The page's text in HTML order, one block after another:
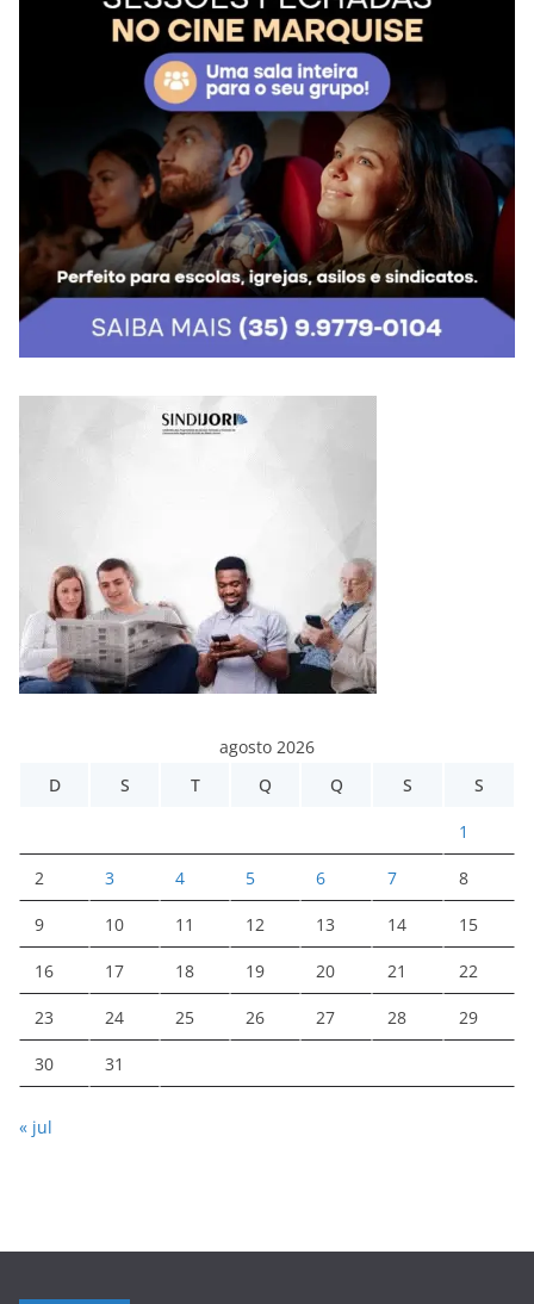
agosto 2026
D
S T Q Q S S
1
2 3 4 5 6 7 8
9 10 11 12 13 14 15
16 17 18 19 20 21 22
23 24 25 26 27 28 29
30 31
« jul